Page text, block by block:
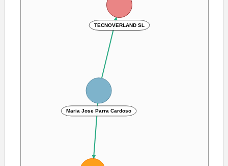
TECNOVERLAND SL
Maria Jose Parra Cardoso